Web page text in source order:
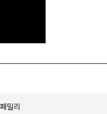
밀리